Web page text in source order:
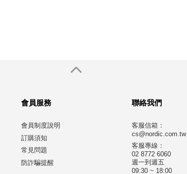
會員服務
會員制度說明
訂購須知
常見問題
防詐騙提醒
聯絡我們
客服信箱：
cs@nordic.com.tw
客服專線：
02 8772 6060
週一到週五
09:30 ~ 18:00